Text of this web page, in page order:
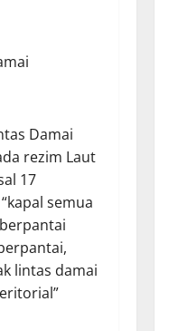
Damai
rezim Laut
17
semua
lintas damai